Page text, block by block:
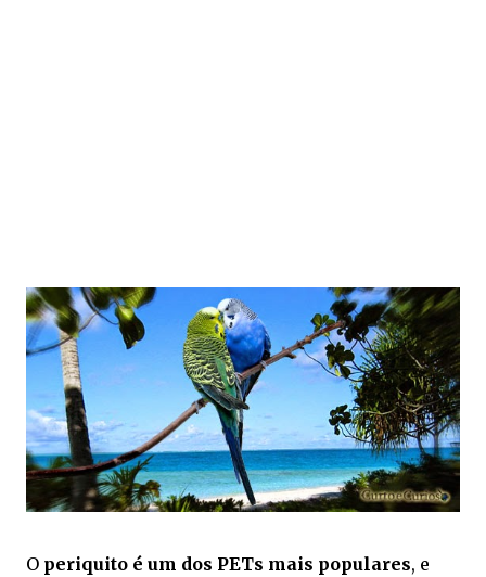
O periquito é um dos PETs mais populares, e